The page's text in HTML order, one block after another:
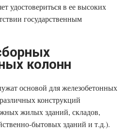
удостовериться в ее высоких
государственным
колонн
основой для железобетонных
конструкций
жилых зданий, складов,
бытовых зданий и т.д.).